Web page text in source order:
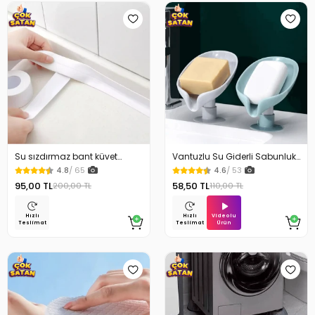
Su sızdırmaz bant küvet
Tezgah tamir bandı
4.8/ 65
95,00 TL200,00 TL
Hızlı
Teslimat
Vantuzlu Su Giderli Sabunluk
Kaymaz 4.6/ 53
58,50 TL110,00 TL
Hızlı
Teslimat
Videolu
Ürün